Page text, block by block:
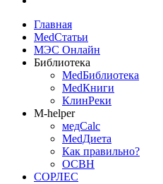
Главная
MedСтатьи
МЭС Онлайн
Библиотека
MedБиблиотека
MedКниги
КлинРеки
M-helper
медCalc
MedДиета
Как правильно?
ОСВН
СОРЛЕС